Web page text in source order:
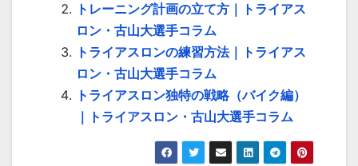
トレーニング計画の立て方｜トライアス
ロン・古山大選手コラム
トライアスロンの練習方法｜トライアス
ロン・古山大選手コラム
トライアスロン独特の戦略（バイク編）
｜トライアスロン・古山大選手コラム